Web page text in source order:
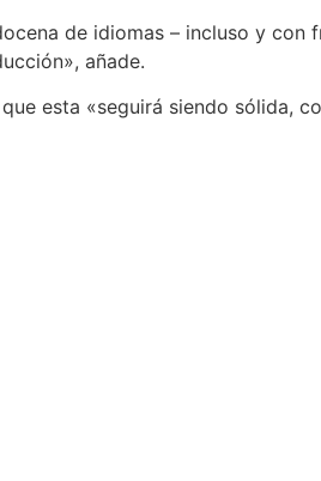
de idiomas – incluso y con
añade.
esta «seguirá siendo sólida,